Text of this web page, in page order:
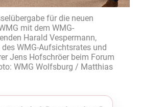
für die neuen
mit dem WMG-
Harald Vespermann,
WMG-Aufsichtsrates und
Jens Hofschröer beim Forum
WMG Wolfsburg / Matthias